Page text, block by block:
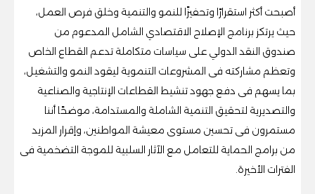
أصبحت أكثر استقرارًا وتحفيزًا للنمو والتنمية وخلق فرص العمل،
حيث يرتكز برنامج الإصلاح الاقتصادي الشامل المدعوم من
صندوق النقد الدولي على سياسات متكاملة تدعم القطاع الخاص
وتعظم مشاركته فى المشروعات التنموية ليقود النمو والتشغيل،
بما يسهم فى دفع جهود تنشيط القطاعات الإنتاجية والصناعية
والتصديرية لتحقيق التنمية الشاملة والمستدامة، موضحًا أننا
مستمرون فى تحسين مستوى معيشة المواطنين، وإقرار المزيد
من برامج الحماية للتعامل مع الآثار السلبية للموجة التضخمية فى
الفترات الأخيرة.